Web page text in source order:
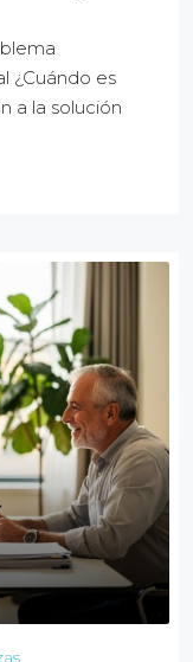
¿Cuándo es
a la solución